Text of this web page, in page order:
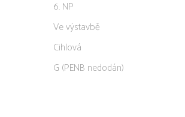
6. NP
Ve výstavbě
Cihlová
G (PENB nedodán)